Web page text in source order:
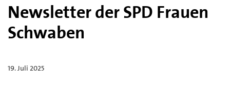
Newsletter der SPD Frauen
Schwaben
19. Juli 2025